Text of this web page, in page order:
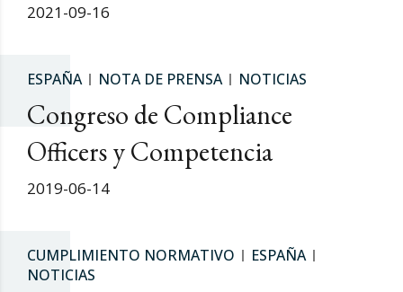
2021-09-16
ESPAÑA NOTA DE PRENSA NOTICIAS
Congreso de Compliance
Officers y Competencia
2019-06-14
CUMPLIMIENTO NORMATIVO
ESPAÑA
NOTICIAS